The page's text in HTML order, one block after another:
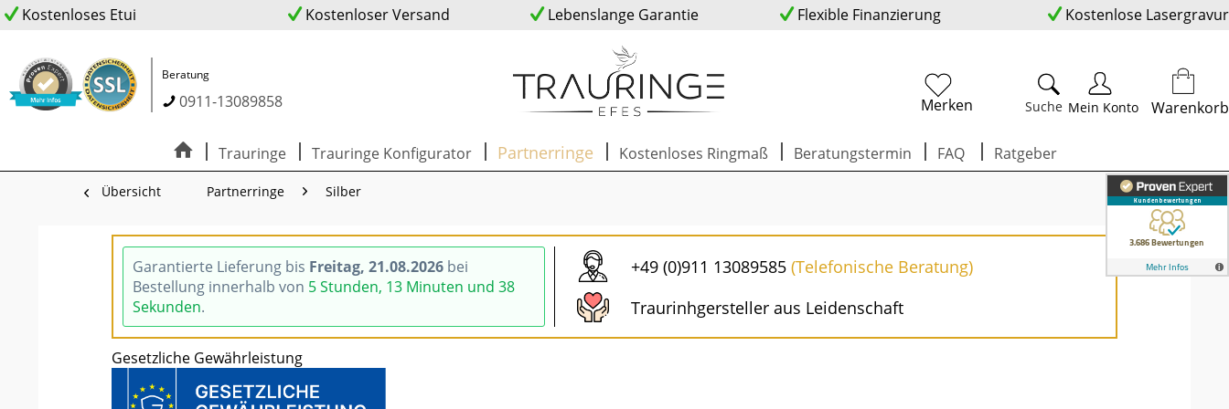
Kostenloses Etui Kostenloser Versand Lebenslange Garantie Flexible Finanzierung Kostenlose Lasergravur
Beratung
0911-13089858 Suche
Merken Mein Konto Warenkorb
Trauringe Trauringe Konfigurator Partnerringe Kostenloses Ringmaß Beratungstermin FAQ Ratgeber
Übersicht Partnerringe Silber
Garantierte Lieferung bis Freitag, 21.08.2026 bei
Bestellung innerhalb von 5 Stunden, 13 Minuten und 37
Sekunden.
+49 (0)911 13089585(Telefonische Beratung)
Traurinhgersteller aus Leidenschaft
Gesetzliche Gewährleistung